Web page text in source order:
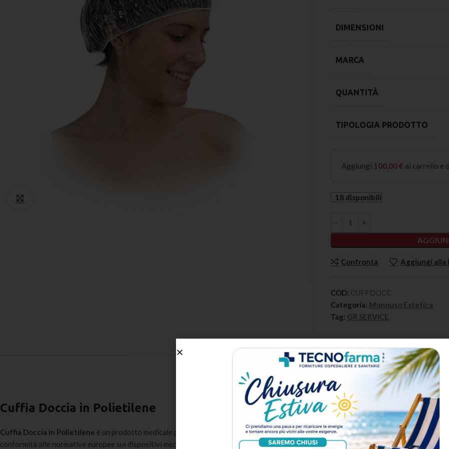
DIMENSIONI
MARCA
QUANTITÀ
TIPOLOGIA PRODOTTO
Aggiungi 100,00€ al carrello e
18 disponibili
Confronta Aggiungi alla
COD: CUFFDOCC
Categoria: Monouso Estetica
Tag: GR SERVICE
DESCRIZIONE METODO DI SPEDIZIONE
Cuffia Doccia in Polietilene
Cuffia Doccia in Polietilene è un prodotto medicale professionale selezionato da Tecnofarma tra i migliori fornitori certificati del
conformità alle normative europee sui dispositivi medici.